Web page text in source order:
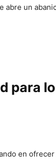
abre un
para
en